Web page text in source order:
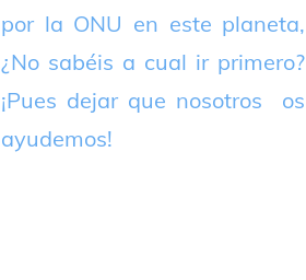
por la ONU en este planeta,
¿No sabéis a cual ir primero?
¡Pues dejar que nosotros os
ayudemos!